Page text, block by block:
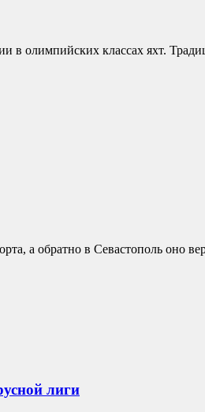
в олимпийских классах яхт.
а обратно в Севастополь оно
лиги